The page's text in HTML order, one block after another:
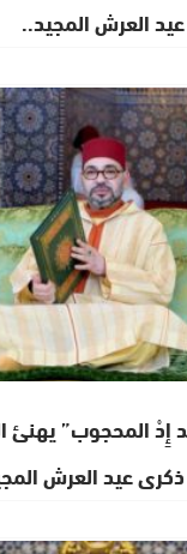
العرش المجيد..
إِدْ المحجوب”
عيد العرش